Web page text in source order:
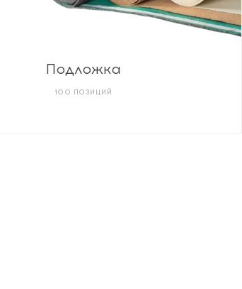
Подложка
100 ПОЗИЦИЙ